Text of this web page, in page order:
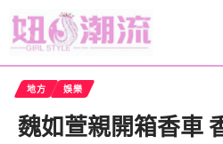
地方 娛樂
魏如萱親開箱香車